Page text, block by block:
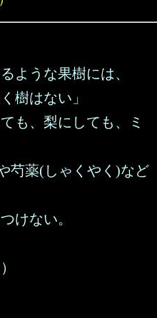
ような果樹には、
樹はない」
も、梨にしても、ミ
芍薬(しゃくやく)など
けない。